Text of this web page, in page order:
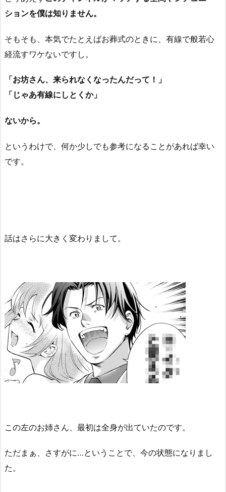
ションを僕は知りません。
そもそも、本気でたとえばお葬式のときに、有線で般若心
経流すワケないですし。
「お坊さん、来られなくなったんだって！」
「じゃあ有線にしとくか」
ないから。
というわけで、何か少しでも参考になることがあれば幸い
です。
話はさらに大きく変わりまして。
この左のお姉さん、最初は全身が出ていたのです。
ただまぁ、さすがに…ということで、今の状態になりまし
た。